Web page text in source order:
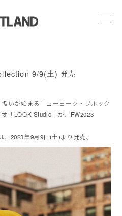
9/9(土) 発売
いが始まるニューヨーク・ブルック
「LQQK Studio」が、FW2023
2023年9月9日(土)より発売。